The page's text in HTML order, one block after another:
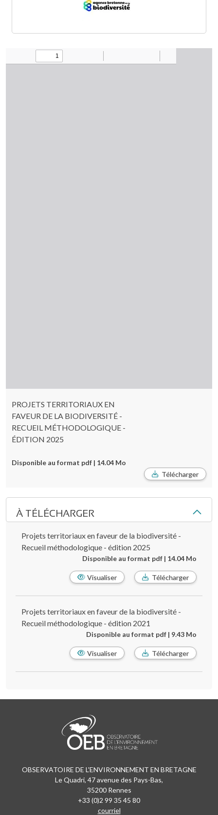
PROJETS TERRITORIAUX EN
FAVEUR DE LA BIODIVERSITÉ -
RECUEIL MÉTHODOLOGIQUE -
ÉDITION 2025
Disponible au format pdf | 14.04 Mo
Télécharger
À TÉLÉCHARGER
Projets territoriaux en faveur de la biodiversité -
Recueil méthodologique - édition 2025
Disponible au format pdf | 14.04 Mo
Visualiser Télécharger
Projets territoriaux en faveur de la biodiversité -
Recueil méthodologique - édition 2021
Disponible au format pdf | 9.43 Mo
Visualiser Télécharger
OBSERVATOIRE DE L'ENVIRONNEMENT EN BRETAGNE
Le Quadri, 47 avenue des Pays-Bas,
35200 Rennes
+33 (0)2 99 35 45 80
courriel